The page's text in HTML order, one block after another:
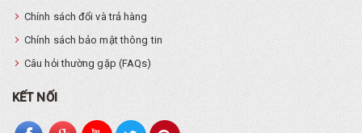
Chính sách đổi và trả hàng
Chính sách bảo mật thông tin
Câu hỏi thường gặp (FAQs)
KẾT NỐI